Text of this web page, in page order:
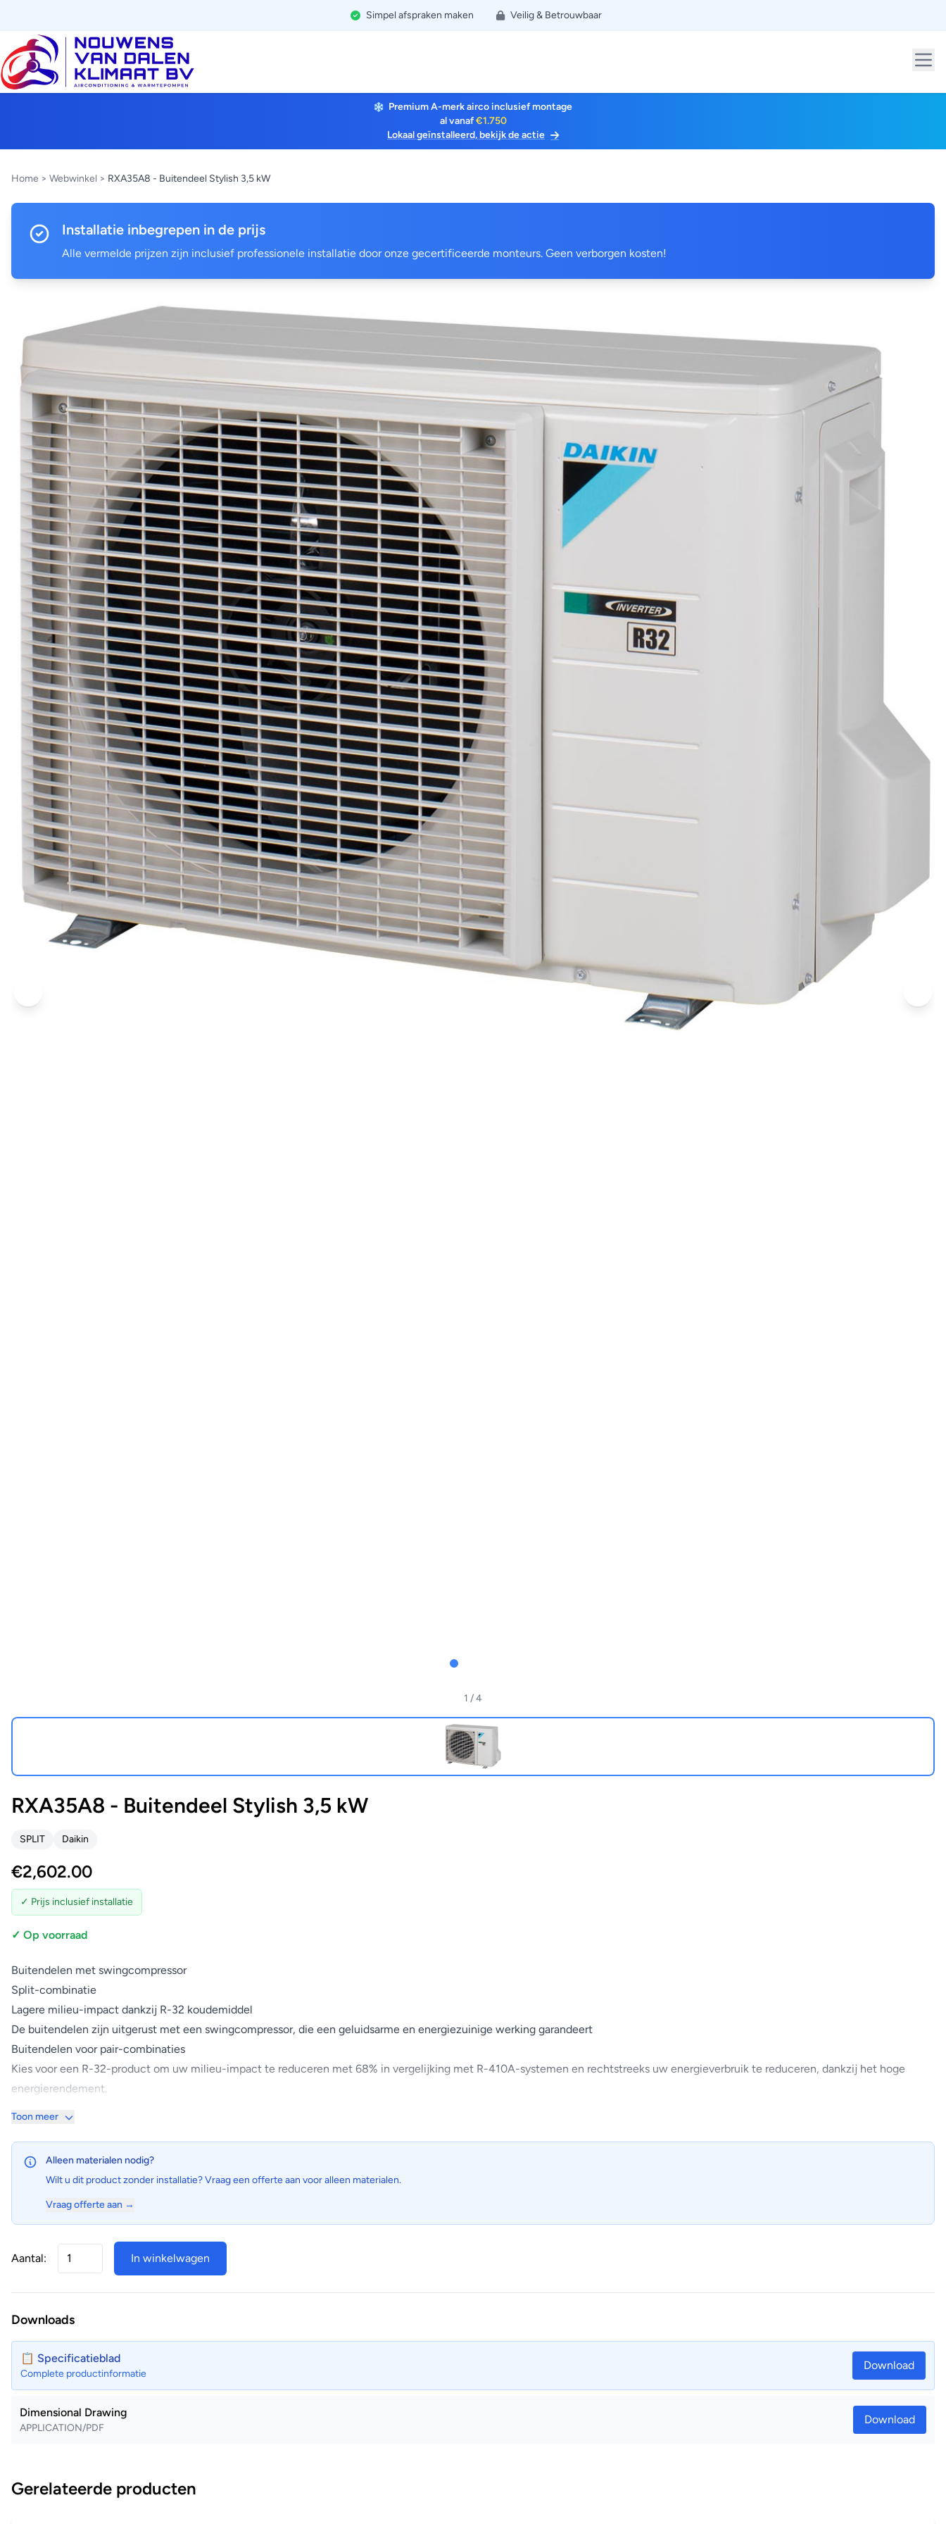
Simpel afspraken maken Veilig & Betrouwbaar
Premium A-merk airco inclusief montage
al vanaf€1.750
Lokaal geïnstalleerd, bekijk de actie
Home > Webwinkel > RXA35A8 - Buitendeel Stylish 3,5 kW
Installatie inbegrepen in de prijs
Alle vermelde prijzen zijn inclusief professionele installatie door onze gecertificeerde monteurs. Geen verborgen kosten!
1 / 4
RXA35A8 - Buitendeel Stylish 3,5 kW
SPLIT Daikin
€2,602.00
✓ Prijs inclusief installatie
✓ Op voorraad
Buitendelen met swingcompressor
Split-combinatie
Lagere milieu-impact dankzij R-32 koudemiddel
De buitendelen zijn uitgerust met een swingcompressor, die een geluidsarme en energiezuinige werking garandeert
Buitendelen voor pair-combinaties
Kies voor een R-32-product om uw milieu-impact te reduceren met 68% in vergelijking met R-410A-systemen en rechtstreeks uw energieverbruik te reduceren, dankzij het hoge
energierendement.
Toon meer
Alleen materialen nodig?
Wilt u dit product zonder installatie? Vraag een offerte aan voor alleen materialen.
Vraag offerte aan →
Aantal: In winkelwagen
Downloads
📋 Specificatieblad
Complete productinformatie
Download
Dimensional Drawing
APPLICATION/PDF
Download
Gerelateerde producten